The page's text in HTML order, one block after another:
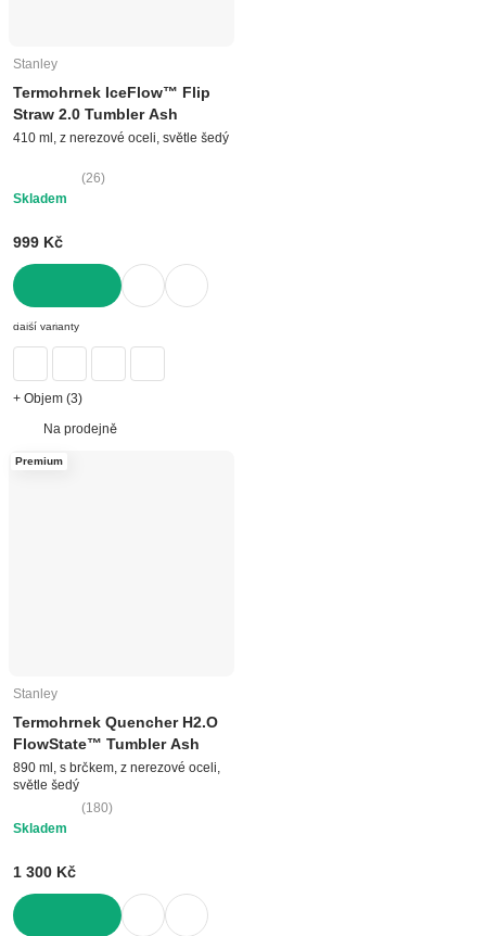
Stanley
Termohrnek IceFlow™ Flip
Straw 2.0 Tumbler Ash
410 ml, z nerezové oceli, světle šedý
(26)
Skladem
999 Kč
DO KOŠÍKU
další varianty
+ Objem (3)
Na prodejně
Premium
Stanley
Termohrnek Quencher H2.O
FlowState™ Tumbler Ash
890 ml, s brčkem, z nerezové oceli,
světle šedý
(180)
Skladem
1 300 Kč